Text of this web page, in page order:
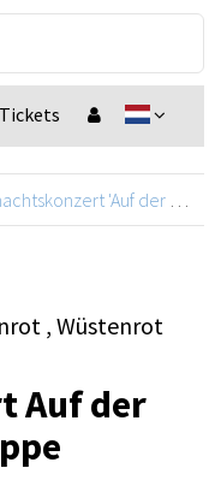
'Auf der Suche nach der Krippe'
, Wüstenrot
Auf der